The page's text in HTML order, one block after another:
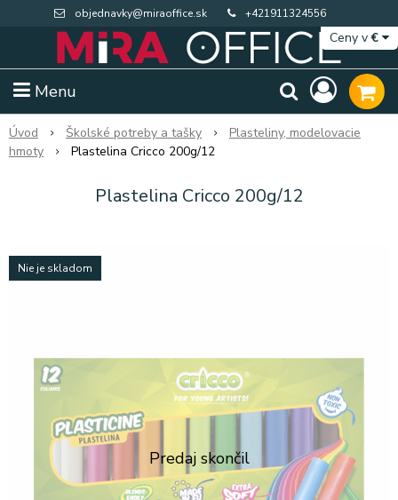
objednavky@miraoffice.sk +421911324556
Menu
Ceny v€
Úvod Školské potreby a tašky
Plasteliny, modelovacie
hmoty
Plastelina Cricco 200g/12
Plastelina Cricco 200g/12
Nie je skladom